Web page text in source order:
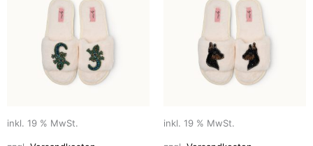
inkl. 19 % MwSt. inkl. 19 % MwSt.